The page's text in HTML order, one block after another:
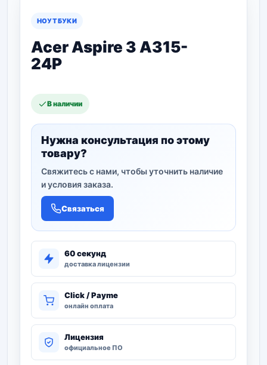
НОУТБУКИ
Acer Aspire 3 A315-
24P
В наличии
Нужна консультация по этому
товару?
Свяжитесь с нами, чтобы уточнить наличие
и условия заказа.
Связаться
60 секунд
доставка лицензии
Click / Payme
онлайн оплата
Лицензия
официальное ПО